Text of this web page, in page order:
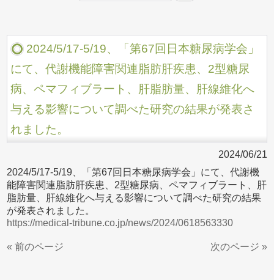
2024/5/17-5/19、「第67回日本糖尿病学会」
にて、代謝機能障害関連脂肪肝疾患、2型糖尿
病、ペマフィブラート、肝脂肪量、肝線維化へ
与える影響について調べた研究の結果が発表さ
れました。
2024/06/21
2024/5/17-5/19、「第67回日本糖尿病学会」にて、代謝機
能障害関連脂肪肝疾患、2型糖尿病、ペマフィブラート、肝
脂肪量、肝線維化へ与える影響について調べた研究の結果
が発表されました。
https://medical-tribune.co.jp/news/2024/0618563330
« 前のページ 次のページ »